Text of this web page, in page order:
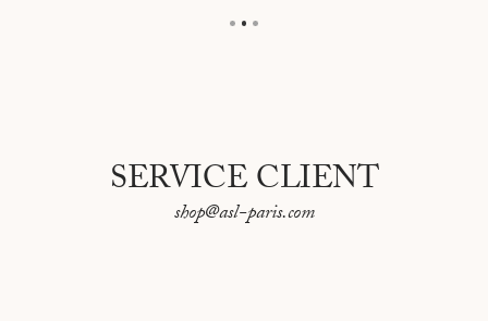
SERVICE CLIENT
shop@asl-paris.com